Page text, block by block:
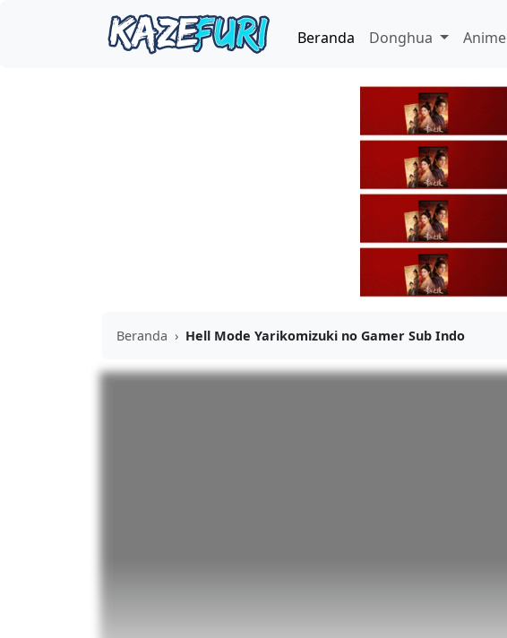
Beranda Donghua Anime
Beranda › Hell Mode Yarikomizuki no Gamer Sub Indo